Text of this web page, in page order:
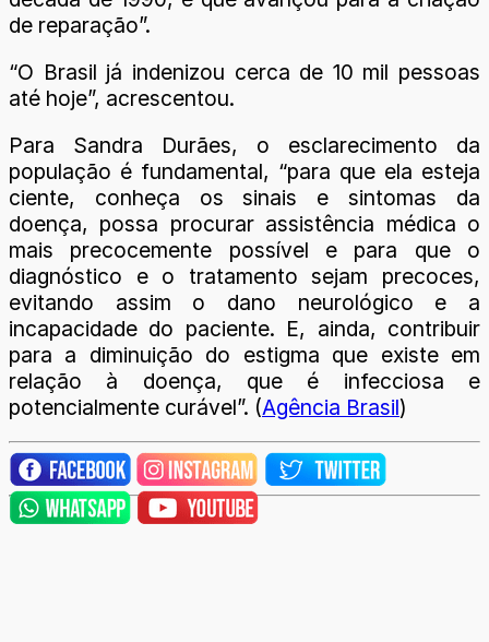
de reparação”.
“O Brasil já indenizou cerca de 10 mil pessoas
até hoje”, acrescentou.
Para Sandra Durães, o esclarecimento da
população é fundamental, “para que ela esteja
ciente, conheça os sinais e sintomas da
doença, possa procurar assistência médica o
mais precocemente possível e para que o
diagnóstico e o tratamento sejam precoces,
evitando assim o dano neurológico e a
incapacidade do paciente. E, ainda, contribuir
para a diminuição do estigma que existe em
relação à doença, que é infecciosa e
potencialmente curável”. (Agência Brasil)